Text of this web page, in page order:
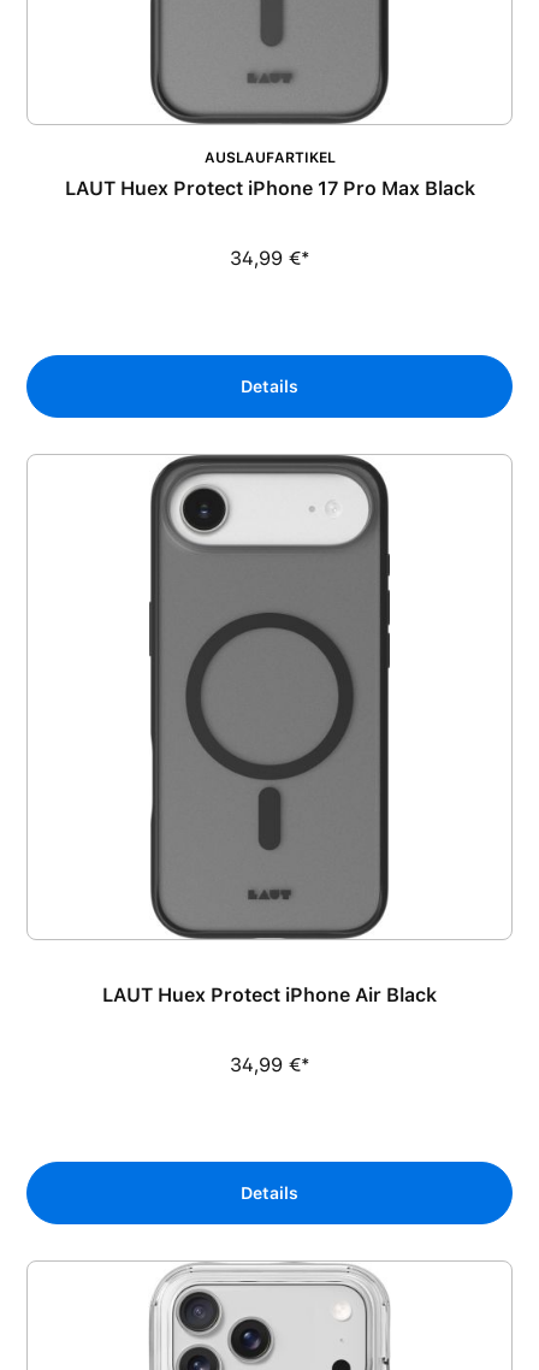
AUSLAUFARTIKEL
LAUT Huex Protect iPhone 17 Pro Max Black
34,99 €*
Details
LAUT Huex Protect iPhone Air Black
34,99 €*
Details